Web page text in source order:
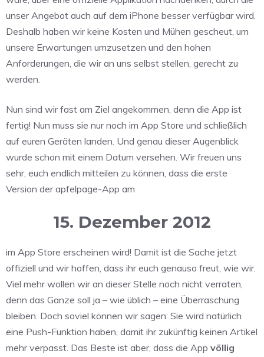
unser Angebot auch auf dem iPhone besser verfügbar wird.
Deshalb haben wir keine Kosten und Mühen gescheut, um
unsere Erwartungen umzusetzen und den hohen
Anforderungen, die wir an uns selbst stellen, gerecht zu
werden.
Nun sind wir fast am Ziel angekommen, denn die App ist
fertig! Nun muss sie nur noch im App Store und schließlich
auf euren Geräten landen. Und genau dieser Augenblick
wurde schon mit einem Datum versehen. Wir freuen uns
sehr, euch endlich mitteilen zu können, dass die erste
Version der apfelpage-App am
15. Dezember 2012
im App Store erscheinen wird! Damit ist die Sache jetzt
offiziell und wir hoffen, dass ihr euch genauso freut, wie wir.
Viel mehr wollen wir an dieser Stelle noch nicht verraten,
denn das Ganze soll ja – wie üblich – eine Überraschung
bleiben. Doch soviel können wir sagen: Sie wird natürlich
eine Push-Funktion haben, damit ihr zukünftig keinen Artikel
mehr verpasst. Das Beste ist aber, dass die App völlig